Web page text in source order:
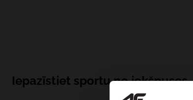
Iepazīstiet sportu no iekšpuses